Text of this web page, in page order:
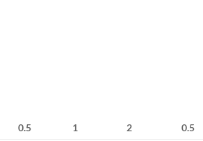
0.5 1 2 0.5